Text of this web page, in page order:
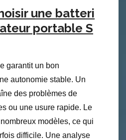
une batteri
portable S
garantit un bon
autonomie stable. Un
des problèmes de
ou une usure rapide. Le
modèles, ce qui
difficile. Une analyse